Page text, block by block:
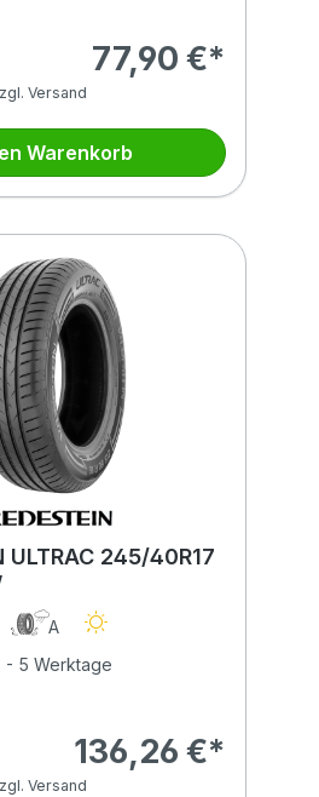
77,90 €*
Versand
Warenkorb
ULTRAC 245/40R17
A
- 5 Werktage
136,26 €*
Versand